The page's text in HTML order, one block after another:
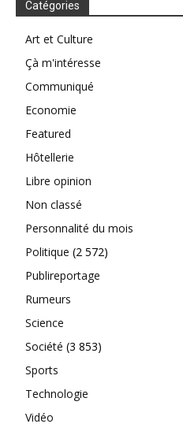
Catégories
Art et Culture
Çà m'intéresse
Communiqué
Economie
Featured
Hôtellerie
Libre opinion
Non classé
Personnalité du mois
Politique (2 572)
Publireportage
Rumeurs
Science
Société (3 853)
Sports
Technologie
Vidéo